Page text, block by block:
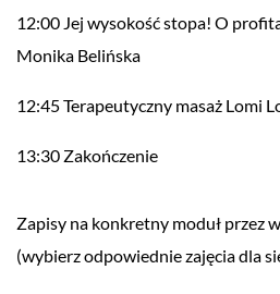
12:00 Jej wysokość stopa! O
Monika Belińska
12:45 Terapeutyczny masaż Lomi
13:30 Zakończenie
Zapisy na konkretny moduł przez
(wybierz odpowiednie zajęcia dla